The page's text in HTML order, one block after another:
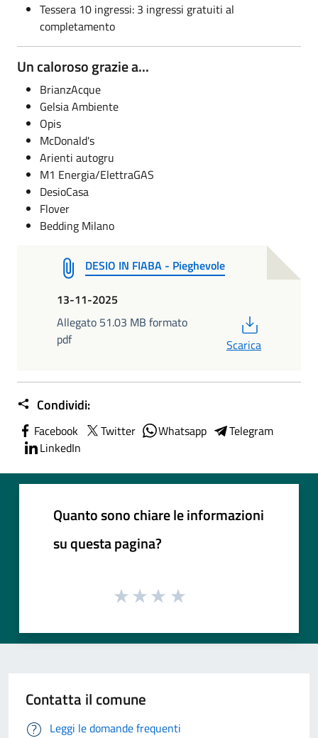
Tessera 10 ingressi: 3 ingressi gratuiti al
completamento
Un caloroso grazie a...
BrianzAcque
Gelsia Ambiente
Opis
McDonald's
Arienti autogru
M1 Energia/ElettraGAS
DesioCasa
Flover
Bedding Milano
DESIO IN FIABA - Pieghevole
13-11-2025
Allegato 51.03 MB formato
pdf
Scarica
Condividi:
Facebook Twitter Whatsapp
Telegram
LinkedIn
Quanto sono chiare le informazioni
su questa pagina?
Contatta il comune
Leggi le domande frequenti